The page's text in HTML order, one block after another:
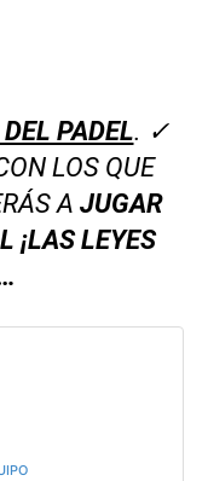
PADEL. ✓
LOS QUE
A JUGAR
¡LAS LEYES